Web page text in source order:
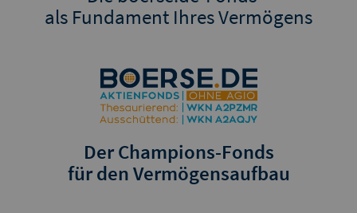
als Fundament Ihres Vermögens
Der Champions-Fonds
für den Vermögensaufbau